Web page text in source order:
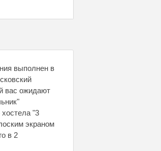
выполнен в
вас ожидают
"3
экраном
в 2